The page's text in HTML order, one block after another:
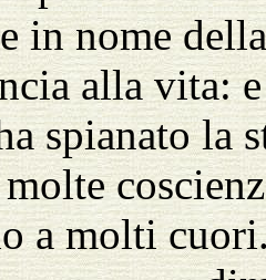
in nome
alla vita:
spianato la
a molti